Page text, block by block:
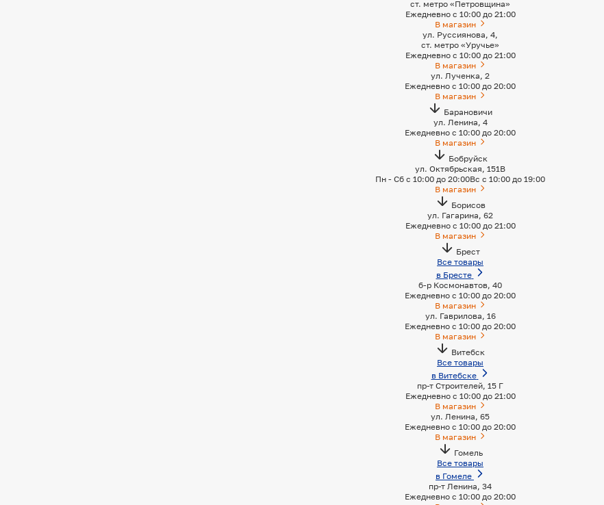
ст. метро «Петровщина»
Ежедневно с 10:00 до 21:00
В магазин
ул. Руссиянова, 4,
ст. метро «Уручье»
Ежедневно с 10:00 до 21:00
В магазин
ул. Лученка, 2
Ежедневно с 10:00 до 20:00
В магазин
Барановичи
ул. Ленина, 4
Ежедневно с 10:00 до 20:00
В магазин
Бобруйск
ул. Октябрьская, 151B
Пн - Сб с 10:00 до 20:00Вс с 10:00 до 19:00
В магазин
Борисов
ул. Гагарина, 62
Ежедневно с 10:00 до 21:00
В магазин
Брест
Все товары
в Бресте
б-р Космонавтов, 40
Ежедневно с 10:00 до 20:00
В магазин
ул. Гаврилова, 16
Ежедневно с 10:00 до 20:00
В магазин
Витебск
Все товары
в Витебске
пр-т Строителей, 15 Г
Ежедневно с 10:00 до 21:00
В магазин
ул. Ленина, 65
Ежедневно с 10:00 до 20:00
В магазин
Гомель
Все товары
в Гомеле
пр-т Ленина, 34
Ежедневно с 10:00 до 20:00